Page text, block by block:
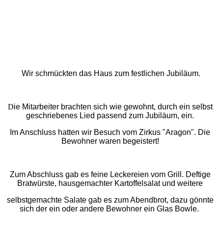
Wir schmückten das Haus zum festlichen Jubiläum.
Die Mitarbeiter brachten sich wie gewohnt, durch ein selbst
geschriebenes Lied passend zum Jubiläum, ein.
Im Anschluss hatten wir Besuch vom Zirkus "Aragon". Die
Bewohner waren begeistert!
Zum Abschluss gab es feine Leckereien vom Grill. Deftige
Bratwürste, hausgemachter Kartoffelsalat und weitere
selbstgemachte Salate gab es zum Abendbrot, dazu gönnte
sich der ein oder andere Bewohner ein Glas Bowle.